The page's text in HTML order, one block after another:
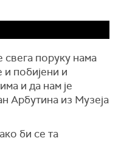
поруку нама
и побијени и
и да нам је
Арбутина из Музеја
би се та